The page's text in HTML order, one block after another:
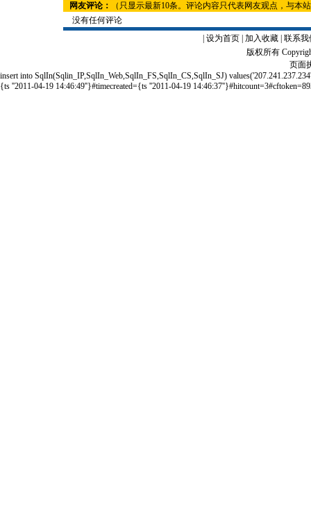
网友评论：
（只显示最新10条。评论内容只代表网友观点，与本
没有任何评论
设为首页| 加入收藏| 联系我
版权所有
页面
insert into SqlIn(Sqlin_IP,SqlIn_Web,SqlIn_FS,SqlIn_CS,SqlIn_SJ)
{ts ''2011-04-19 14:46:49''}#timecreated={ts ''2011-04-19